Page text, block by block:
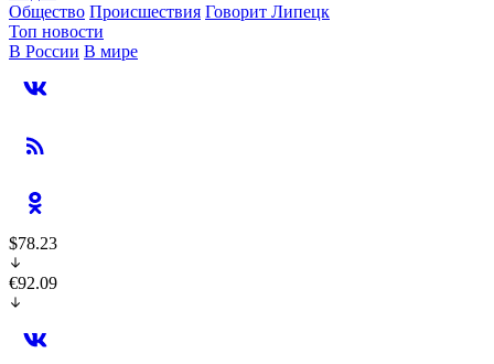
Общество Происшествия Говорит Липецк
Топ новости
В России В мире
$78.23
€92.09